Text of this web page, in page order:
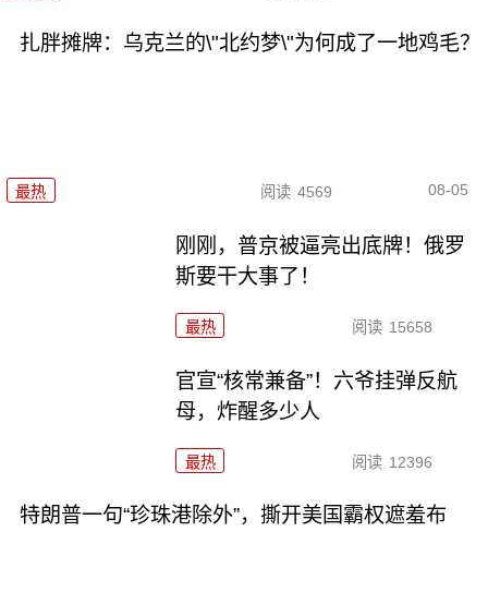
扎胖摊牌：乌克兰的\"北约梦\"为何成了一地鸡毛？
最热 阅读 4569 08-05
刚刚，普京被逼亮出底牌！俄罗
斯要干大事了！
最热 阅读 15658
官宣“核常兼备”！六爷挂弹反航
母，炸醒多少人
最热 阅读 12396
特朗普一句“珍珠港除外”，撕开美国霸权遮羞布